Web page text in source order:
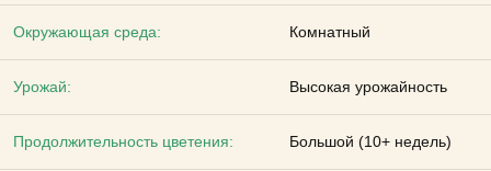
Окружающая среда: Комнатный
Урожай: Высокая урожайность
Продолжительность цветения: Большой (10+ недель)